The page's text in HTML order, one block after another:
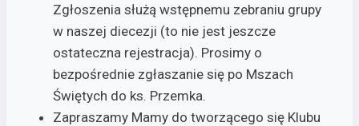
Zgłoszenia służą wstępnemu zebraniu grupy
w naszej diecezji (to nie jest jeszcze
ostateczna rejestracja). Prosimy o
bezpośrednie zgłaszanie się po Mszach
Świętych do ks. Przemka.
Zapraszamy Mamy do tworzącego się Klubu